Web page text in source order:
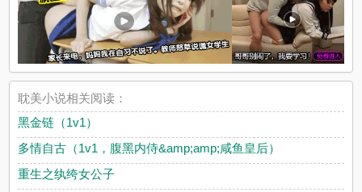
耽美小说相关阅读：
黑金链（1v1）
多情自古（1v1，腹黑内侍&amp;amp;咸鱼皇后）
重生之纨绔女公子